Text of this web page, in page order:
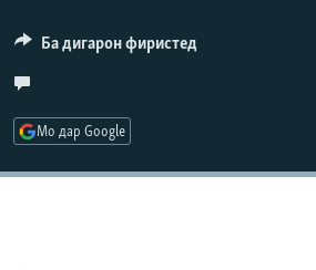
Ба дигарон фиристед
Мо дар Google